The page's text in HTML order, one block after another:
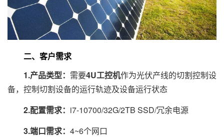
二、客户需求
1.产品类型： 需要4U工控机作为光伏产线的切割控制设
备，控制切割设备的运行轨迹及设备运行状态
2.配置需求： i7-10700/32G/2TB SSD/冗余电源
3.端口需求： 4~6个网口